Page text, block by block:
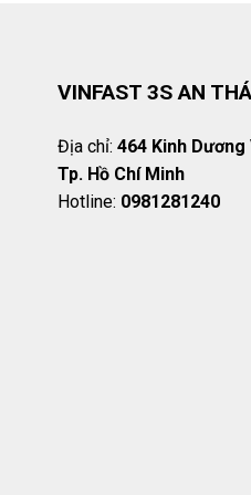
VINFAST 3S AN
Địa chỉ: 464 Kinh Dương
Tp. Hồ Chí Minh
Hotline: 0981281240